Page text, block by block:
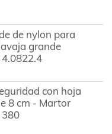
de nylon para
grande
con hoja
8 cm - Martor
380